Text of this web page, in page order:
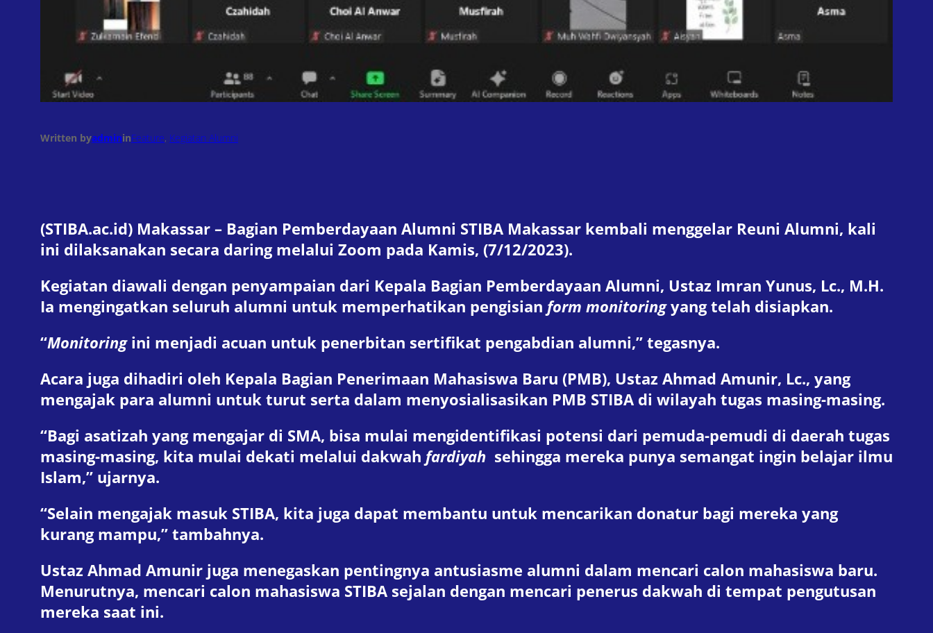
Written byadmininFeature, Kegiatan Alumni
(STIBA.ac.id) Makassar – Bagian Pemberdayaan Alumni STIBA Makassar kembali menggelar Reuni Alumni, kali
ini dilaksanakan secara daring melalui Zoom pada Kamis, (7/12/2023).
Kegiatan diawali dengan penyampaian dari Kepala Bagian Pemberdayaan Alumni, Ustaz Imran Yunus, Lc., M.H.
Ia mengingatkan seluruh alumni untuk memperhatikan pengisian form monitoringyang telah disiapkan.
“Monitoringini menjadi acuan untuk penerbitan sertifikat pengabdian alumni,” tegasnya.
Acara juga dihadiri oleh Kepala Bagian Penerimaan Mahasiswa Baru (PMB), Ustaz Ahmad Amunir, Lc., yang
mengajak para alumni untuk turut serta dalam menyosialisasikan PMB STIBA di wilayah tugas masing-masing.
“Bagi asatizah yang mengajar di SMA, bisa mulai mengidentifikasi potensi dari pemuda-pemudi di daerah tugas
masing-masing, kita mulai dekati melalui dakwah fardiyah sehingga mereka punya semangat ingin belajar ilmu
Islam,” ujarnya.
“Selain mengajak masuk STIBA, kita juga dapat membantu untuk mencarikan donatur bagi mereka yang
kurang mampu,” tambahnya.
Ustaz Ahmad Amunir juga menegaskan pentingnya antusiasme alumni dalam mencari calon mahasiswa baru.
Menurutnya, mencari calon mahasiswa STIBA sejalan dengan mencari penerus dakwah di tempat pengutusan
mereka saat ini.